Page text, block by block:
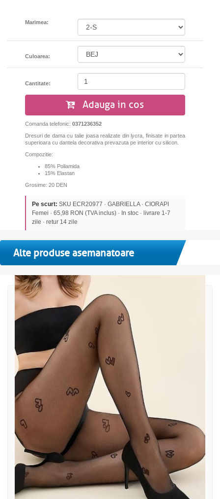
Marimea:
Culoarea:
Cantitate:
Adauga in cos
Comanda telefonic: 0371236352
Dresuri de dama cu talie joasa realizate din lycra, finisate in partea
superioara cu dantela decorativa prevazuta pe interior cu silicon.
Compozitie:
85% Poliamida
15% Elastan
Grosime: 20 DEN
Pe scurt: SKU ECR20977 · GABRIELLA · CIORAPI
Femei · 65,98 RON (TVA inclus) · In stoc · livrare 1-7
zile · retur 14 zile
Alte produse asemanatoare